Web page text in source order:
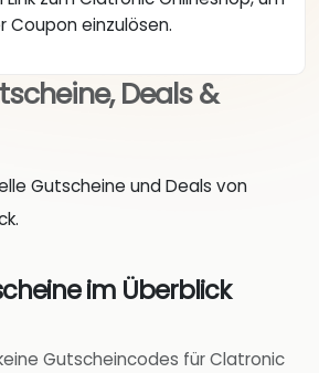
Coupon einzulösen.
Deals &
Gutscheine und Deals von
im Überblick
Gutscheincodes für Clatronic